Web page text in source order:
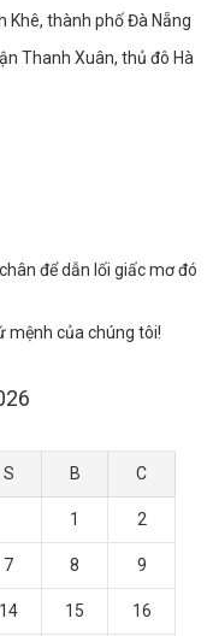
Khê, thành phố Đà Nẵng
Thanh Xuân, thủ đô Hà
để dẫn lối giấc mơ đó
mệnh của chúng tôi!
S B C
1 2
7 8 9
14 15 16